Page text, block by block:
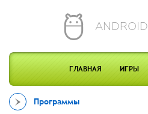
ANDROID
ГЛАВНАЯ ИГРЫ
Программы